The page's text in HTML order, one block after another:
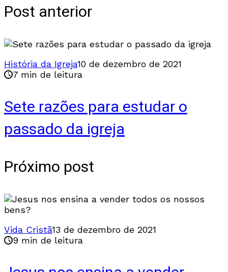
Post anterior
História da Igreja10 de dezembro de 2021
7 min de leitura
Sete razões para estudar o
passado da igreja
Próximo post
Vida Cristã13 de dezembro de 2021
9 min de leitura